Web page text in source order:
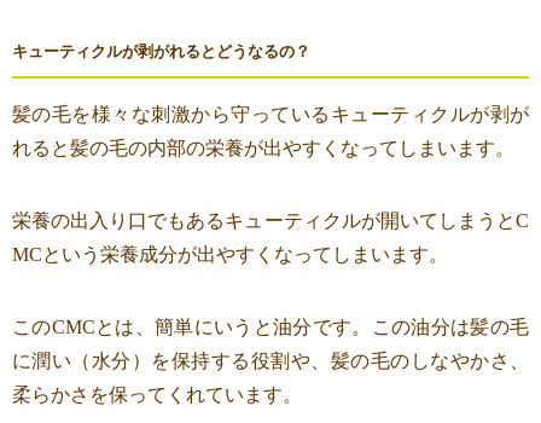
キューティクルが剥がれるとどうなるの？
髪の毛を様々な刺激から守っているキューティクルが剥が
れると髪の毛の内部の栄養が出やすくなってしまいます。
栄養の出入り口でもあるキューティクルが開いてしまうとC
MCという栄養成分が出やすくなってしまいます。
このCMCとは、簡単にいうと油分です。この油分は髪の毛
に潤い（水分）を保持する役割や、髪の毛のしなやかさ、
柔らかさを保ってくれています。